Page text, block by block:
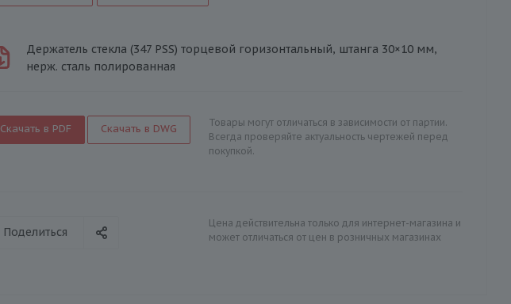
Держатель стекла (347 PSS) торцевой горизонтальный, штанга 30×10 мм,
нерж. сталь полированная
Скачать в PDF Скачать в DWG
Товары могут отличаться в зависимости от партии.
Всегда проверяйте актуальность чертежей перед
покупкой.
Поделиться
Цена действительна только для интернет-магазина и
может отличаться от цен в розничных магазинах